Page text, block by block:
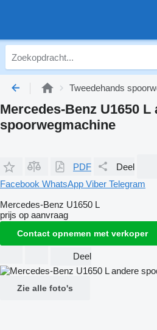
Tweedehands
Mercedes-Benz U1650 L
spoorwegmachine
PDF Deel
Facebook WhatsApp Viber Telegram
Mercedes-Benz U1650 L
prijs op aanvraag
Contact opnemen met verkoper
Deel
Zie alle foto's